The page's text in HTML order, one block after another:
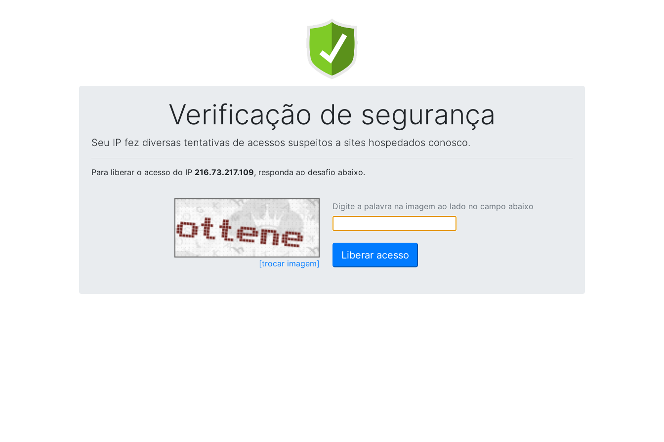
Verificação de segurança
Seu IP fez diversas tentativas de acessos suspeitos a sites hospedados conosco.
Para liberar o acesso do IP 216.73.217.109, responda ao desafio abaixo.
[trocar imagem]
Digite a palavra na imagem ao lado no campo abaixo